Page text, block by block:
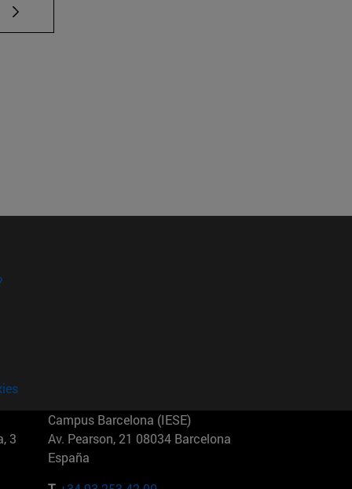
TAB para desplazarse.
3
Campus Barcelona (IESE)
Av. Pearson, 21 08034 Barcelona
España